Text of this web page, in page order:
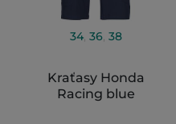
34, 36, 38
Kraťasy Honda
Racing blue